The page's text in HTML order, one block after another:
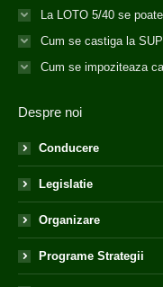
La LOTO 5/40 se
Cum se castiga la
Cum se impoziteaza
Despre noi
Conducere
Legislatie
Organizare
Programe Strategii